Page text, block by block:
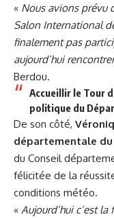
« Nous avions prévu
Salon International
finalement pas
aujourd’hui
Berdou.
Accueillir le Tour
politique du
De son côté,
départementale
du Conseil
félicitée de la
conditions météo.
« Aujourd’hui c’est